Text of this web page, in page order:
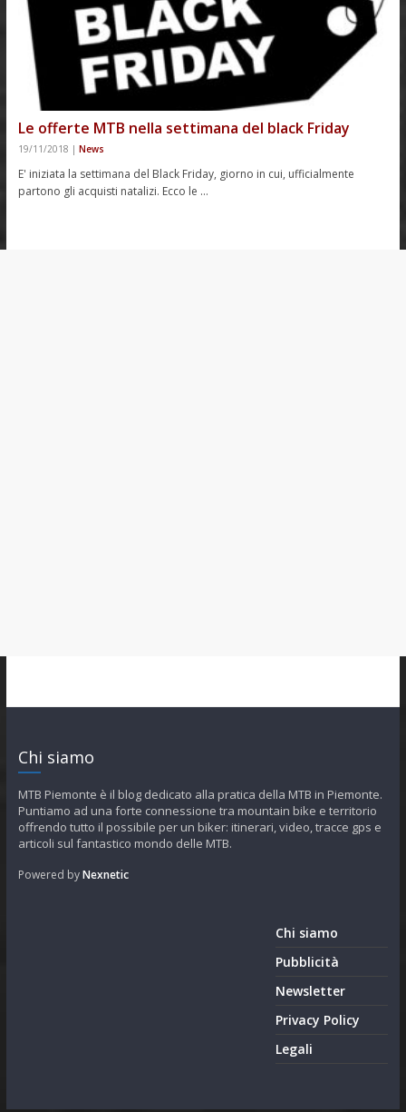
Le offerte MTB nella settimana del black Friday
19/11/2018 | News
E' iniziata la settimana del Black Friday, giorno in cui, ufficialmente
partono gli acquisti natalizi. Ecco le …
Chi siamo
MTB Piemonte è il blog dedicato alla pratica della MTB in Piemonte.
Puntiamo ad una forte connessione tra mountain bike e territorio
offrendo tutto il possibile per un biker: itinerari, video, tracce gps e
articoli sul fantastico mondo delle MTB.
Powered byNexnetic
Chi siamo
Pubblicità
Newsletter
Privacy Policy
Legali